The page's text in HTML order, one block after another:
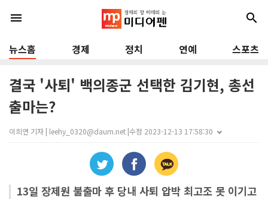
menu search
뉴스홈 경제 정치 연예 스포츠
결국 '사퇴' 백의종군 선택한 김기현, 총선
출마는?
이희연 기자 | leehy_0320@daum.net |수정 2023-12-13 17:58:30
13일 장제원 불출마 후 당내 사퇴 압박 최고조 못 이기고